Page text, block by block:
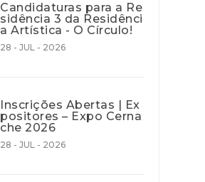
Candidaturas para a Re
sidência 3 da Residênci
a Artística - O Círculo!
28 - JUL - 2026
Inscrições Abertas | Ex
positores – Expo Cerna
che 2026
28 - JUL - 2026